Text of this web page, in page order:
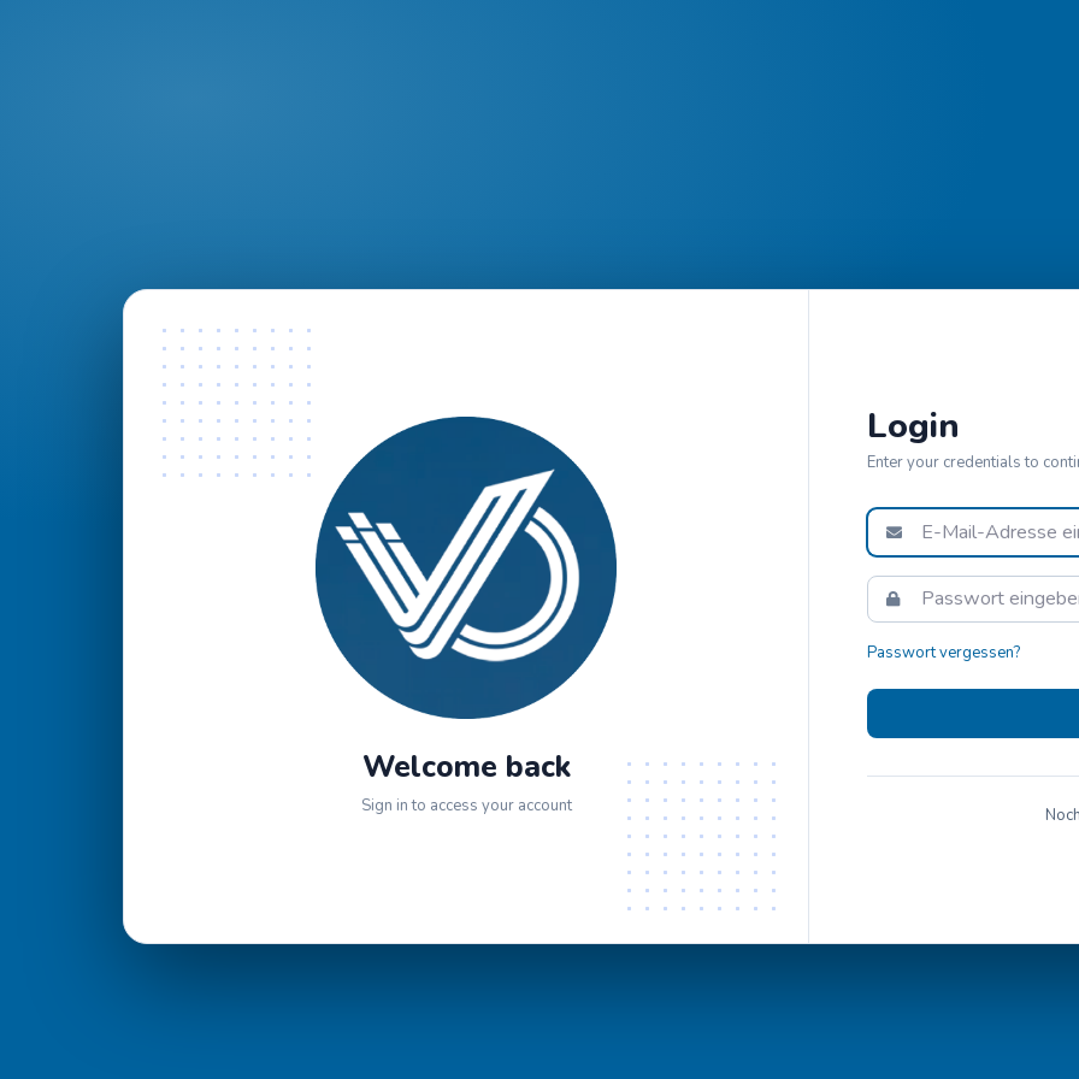
Welcome back
Sign in to access your account
Login
Enter your credentials to
Passwort vergessen?